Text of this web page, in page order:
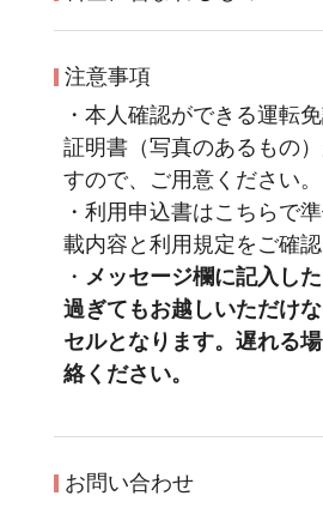
注意事項
・本人確認ができる運転
証明書（写真のあるもの
すので、ご用意ください。
・利用申込書はこちらで
載内容と利用規定をご確認
・ メッセージ欄に記入し
過ぎてもお越しいただけ
セルとなります。遅れる
絡ください。
お問い合わせ